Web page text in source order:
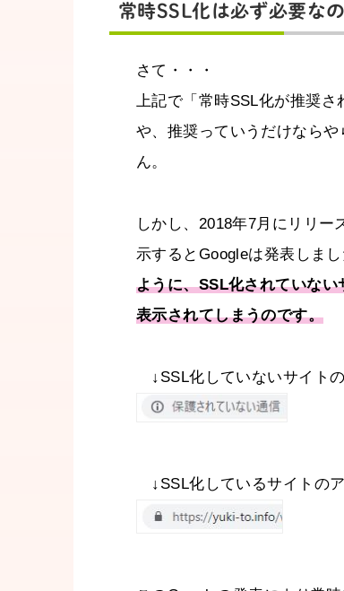
常時SSL化は必ず必要な
さて・・・
上記で「常時SSL化が推奨
や、推奨っていうだけなら
ん。
しかし、2018年7月にリリー
示するとGoogleは発表しまし
ように、SSL化されていな
表示されてしまうのです。
↓SSL化していないサイト
↓SSL化しているサイトの